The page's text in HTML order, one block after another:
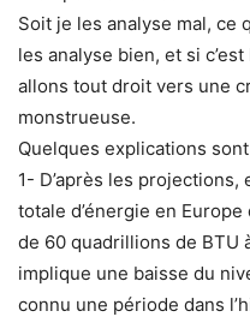
Soit je les analyse mal, ce
les analyse bien, et si
allons tout droit vers une
monstrueuse.
Quelques explications
1- D’après les
totale d’énergie en
de 60 quadrillions de BTU
implique une baisse du
connu une période dans